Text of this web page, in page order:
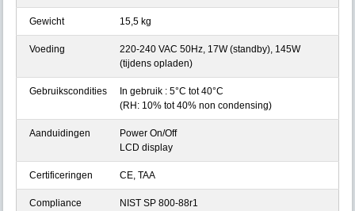
Gewicht 15,5 kg
Voeding
220-240 VAC 50Hz, 17W (standby), 145W
(tijdens opladen)
Gebruikscondities
In gebruik : 5°C tot 40°C
(RH: 10% tot 40% non condensing)
Aanduidingen
Power On/Off
LCD display
Certificeringen CE, TAA
Compliance
NIST SP 800-88r1